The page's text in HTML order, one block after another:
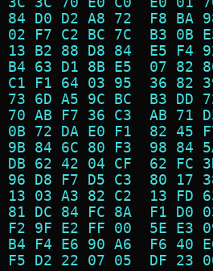
84 D0 D2 A8 72  F8
02 F7 C2 BC 7C  B3
13 B2 88 D8 84  E5
B4 63 D1 8B E5  07
C1 F1 64 03 95  36
73 6D A5 9C BC  B3
70 AB F7 36 C3  AB
0B 72 DA E0 F1  82
9B 84 6C 80 F3  98
DB 62 42 04 CF  62
96 D8 F7 D5 C3  80
13 03 A3 82 C2  13
81 DC 84 FC 8A  F1
F2 9F E2 FF 00  5E
B4 F4 E6 90 A6  F6
F5 D2 22 07 05  DF